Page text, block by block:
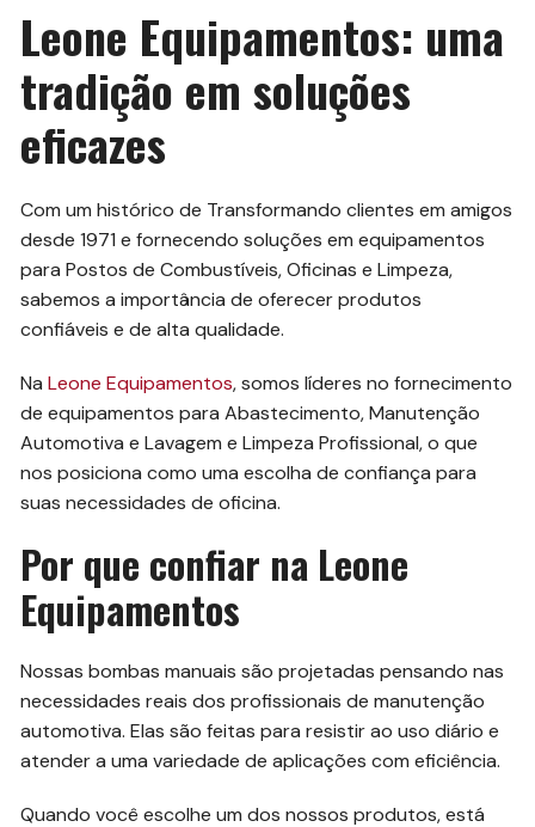
Leone Equipamentos: uma
tradição em soluções
eficazes
Com um histórico de Transformando clientes em amigos
desde 1971 e fornecendo soluções em equipamentos
para Postos de Combustíveis, Oficinas e Limpeza,
sabemos a importância de oferecer produtos
confiáveis e de alta qualidade.
NaLeone Equipamentos, somos líderes no fornecimento
de equipamentos para Abastecimento, Manutenção
Automotiva e Lavagem e Limpeza Profissional, o que
nos posiciona como uma escolha de confiança para
suas necessidades de oficina.
Por que confiar na Leone
Equipamentos
Nossas bombas manuais são projetadas pensando nas
necessidades reais dos profissionais de manutenção
automotiva. Elas são feitas para resistir ao uso diário e
atender a uma variedade de aplicações com eficiência.
Quando você escolhe um dos nossos produtos, está